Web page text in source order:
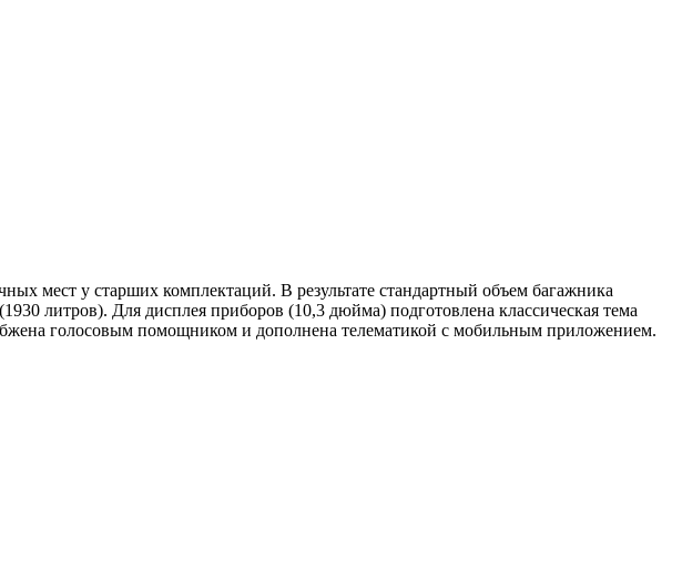
мест у старших комплектаций. В результате стандартный объем багажника
литров). Для дисплея приборов (10,3 дюйма) подготовлена классическая тема
голосовым помощником и дополнена телематикой с мобильным приложением.